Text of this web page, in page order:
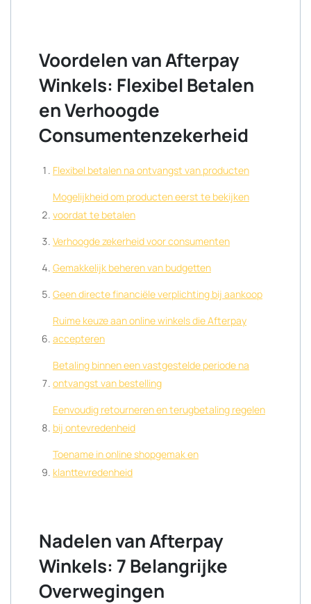
Voordelen van Afterpay
Winkels: Flexibel Betalen
en Verhoogde
Consumentenzekerheid
Flexibel betalen na ontvangst van producten
Mogelijkheid om producten eerst te bekijken
voordat te betalen
Verhoogde zekerheid voor consumenten
Gemakkelijk beheren van budgetten
Geen directe financiële verplichting bij aankoop
Ruime keuze aan online winkels die Afterpay
accepteren
Betaling binnen een vastgestelde periode na
ontvangst van bestelling
Eenvoudig retourneren en terugbetaling regelen
bij ontevredenheid
Toename in online shopgemak en
klanttevredenheid
Nadelen van Afterpay
Winkels: 7 Belangrijke
Overwegingen